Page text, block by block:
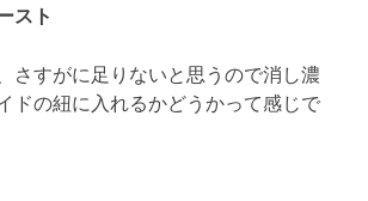
スト
さすがに足りないと思うので消し濃
ドの紐に入れるかどうかって感じで